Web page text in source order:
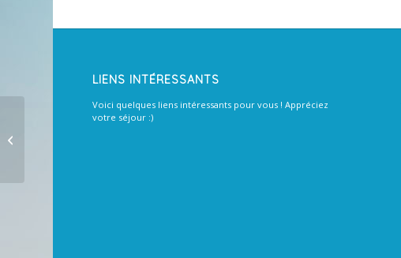
LIENS INTÉRESSANTS
Voici quelques liens intéressants pour vous ! Appréciez
votre séjour :)